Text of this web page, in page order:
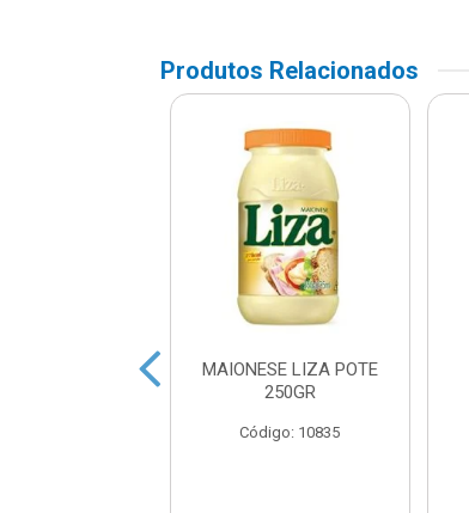
Produtos Relacionados
MAIONESE LIZA POTE
250GR
Código: 10835